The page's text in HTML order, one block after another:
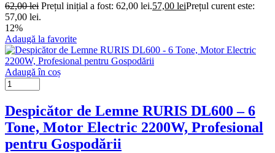
62,00lei Prețul inițial a fost: 62,00 lei.57,00 leiPrețul curent este:
57,00 lei.
12%
Adaugă la favorite
Adaugă în coș
Despicător de Lemne RURIS DL600 – 6
Tone, Motor Electric 2200W, Profesional
pentru Gospodării